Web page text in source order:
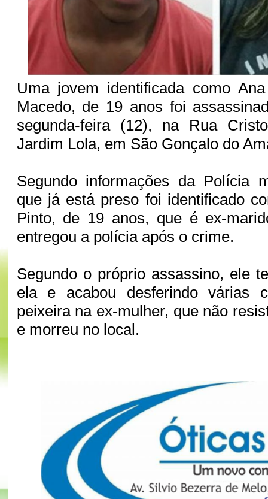
Uma jovem identificada como
Macedo, de 19 anos foi
segunda-feira (12), na Rua
Jardim Lola, em São Gonçalo do
Segundo informações da Polícia
que já está preso foi identificado
Pinto, de 19 anos, que é ex-
entregou a polícia após o crime.
Segundo o próprio assassino, ele
ela e acabou desferindo várias
peixeira na ex-mulher, que não
e morreu no local.